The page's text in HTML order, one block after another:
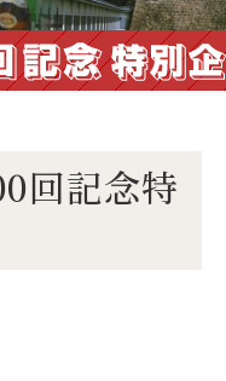
回記念特